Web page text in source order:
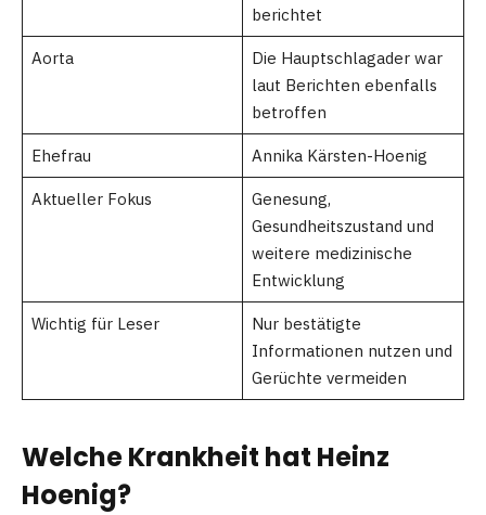
berichtet
Aorta
Die Hauptschlagader war
laut Berichten ebenfalls
betroffen
Ehefrau Annika Kärsten-Hoenig
Aktueller Fokus
Genesung,
Gesundheitszustand und
weitere medizinische
Entwicklung
Wichtig für Leser
Nur bestätigte
Informationen nutzen und
Gerüchte vermeiden
Welche Krankheit hat Heinz
Hoenig?